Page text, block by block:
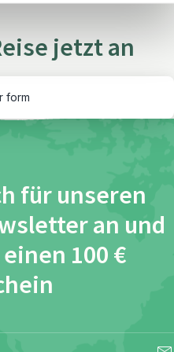
jetzt an
form
für unseren
an und
100 €